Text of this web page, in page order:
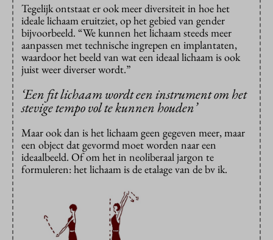
Tegelijk ontstaat er ook meer diversiteit in hoe het
ideale lichaam eruitziet, op het gebied van gender
bijvoorbeeld. “We kunnen het lichaam steeds meer
aanpassen met technische ingrepen en implantaten,
waardoor het beeld van wat een ideaal lichaam is ook
juist weer diverser wordt.”
‘Een fit lichaam wordt een instrument om het
stevige tempo vol te kunnen houden’
Maar ook dan is het lichaam geen gegeven meer, maar
een object dat gevormd moet worden naar een
ideaalbeeld. Of om het in neoliberaal jargon te
formuleren: het lichaam is de etalage van de bv ik.